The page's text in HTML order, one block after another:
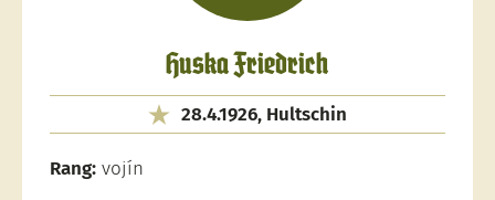
Huska Friedrich
28.4.1926, Hultschin
Rang: vojín